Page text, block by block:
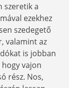
szeretik a
ezekhez
szedegető
valamint az
is jobban
vajon
rész. Nos,